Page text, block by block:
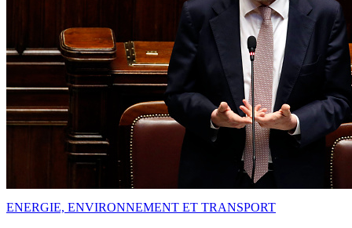
ENERGIE, ENVIRONNEMENT ET TRANSPORT